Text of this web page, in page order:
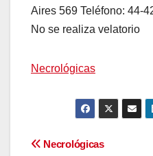
Aires 569 Teléfono: 44-
No se realiza velatorio
Necrológicas
Navegación
Necrológicas